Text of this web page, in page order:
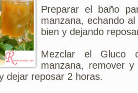
Preparar el baño
manzana, echando
bien y dejando
Mezclar el Gluco
manzana, remover
dejar reposar 2 horas.